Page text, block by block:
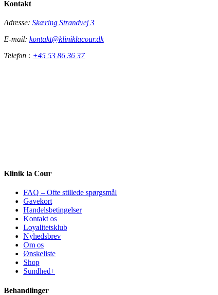
Kontakt
Adresse: Skæring Strandvej 3
E-mail: kontakt@kliniklacour.dk
Telefon : +45 53 86 36 37
Klinik la Cour
FAQ – Ofte stillede spørgsmål
Gavekort
Handelsbetingelser
Kontakt os
Loyalitetsklub
Nyhedsbrev
Om os
Ønskeliste
Shop
Sundhed+
Behandlinger